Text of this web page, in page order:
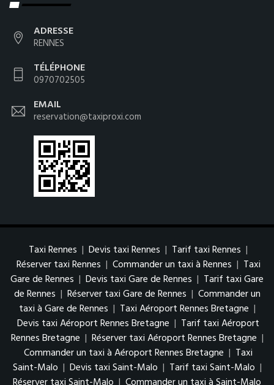
ADRESSE
RENNES
TÉLÉPHONE
0970702505
EMAIL
reservation@taxiproxi.com
Taxi Rennes | Devis taxi Rennes | Tarif taxi Rennes |
Réserver taxi Rennes | Commander un taxi à Rennes | Taxi
Gare de Rennes | Devis taxi Gare de Rennes | Tarif taxi Gare
de Rennes | Réserver taxi Gare de Rennes | Commander un
taxi à Gare de Rennes | Taxi Aéroport Rennes Bretagne |
Devis taxi Aéroport Rennes Bretagne | Tarif taxi Aéroport
Rennes Bretagne | Réserver taxi Aéroport Rennes Bretagne |
Commander un taxi à Aéroport Rennes Bretagne | Taxi
Saint-Malo | Devis taxi Saint-Malo | Tarif taxi Saint-Malo |